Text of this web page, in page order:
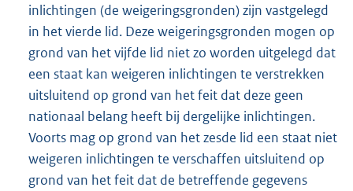
inlichtingen (de weigeringsgronden) zijn vastgelegd
in het vierde lid. Deze weigeringsgronden mogen op
grond van het vijfde lid niet zo worden uitgelegd dat
een staat kan weigeren inlichtingen te verstrekken
uitsluitend op grond van het feit dat deze geen
nationaal belang heeft bij dergelijke inlichtingen.
Voorts mag op grond van het zesde lid een staat niet
weigeren inlichtingen te verschaffen uitsluitend op
grond van het feit dat de betreffende gegevens